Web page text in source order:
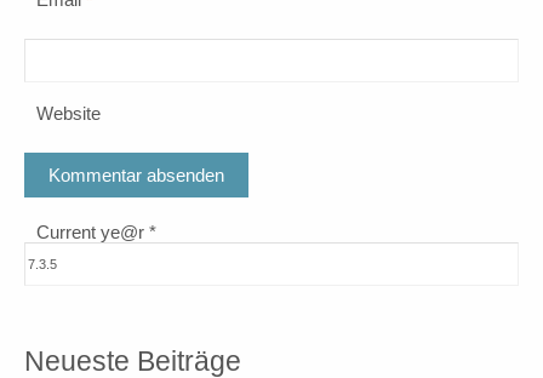
Website
Current ye@r *
Neueste Beiträge